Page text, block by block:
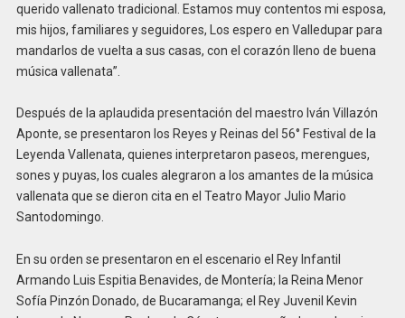
querido vallenato tradicional. Estamos muy contentos mi esposa,
mis hijos, familiares y seguidores, Los espero en Valledupar para
mandarlos de vuelta a sus casas, con el corazón lleno de buena
música vallenata”.
Después de la aplaudida presentación del maestro Iván Villazón
Aponte, se presentaron los Reyes y Reinas del 56° Festival de la
Leyenda Vallenata, quienes interpretaron paseos, merengues,
sones y puyas, los cuales alegraron a los amantes de la música
vallenata que se dieron cita en el Teatro Mayor Julio Mario
Santodomingo.
En su orden se presentaron en el escenario el Rey Infantil
Armando Luis Espitia Benavides, de Montería; la Reina Menor
Sofía Pinzón Donado, de Bucaramanga; el Rey Juvenil Kevin